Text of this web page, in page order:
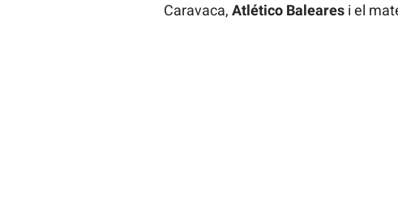
Caravaca, Atlético Balearesi el